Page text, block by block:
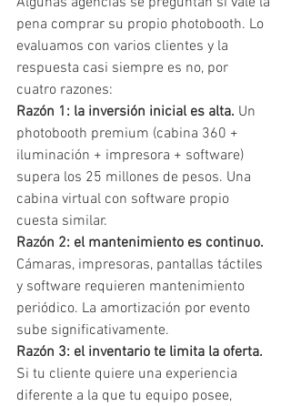
pena comprar su propio photobooth. Lo
evaluamos con varios clientes y la
respuesta casi siempre es no, por
cuatro razones:
Razón 1: la inversión inicial es alta. Un
photobooth premium (cabina 360 +
iluminación + impresora + software)
supera los 25 millones de pesos. Una
cabina virtual con software propio
cuesta similar.
Razón 2: el mantenimiento es continuo.
Cámaras, impresoras, pantallas táctiles
y software requieren mantenimiento
periódico. La amortización por evento
sube significativamente.
Razón 3: el inventario te limita la oferta.
Si tu cliente quiere una experiencia
diferente a la que tu equipo posee,